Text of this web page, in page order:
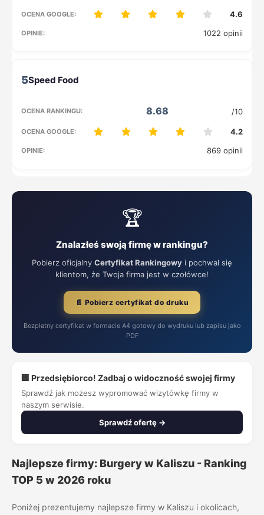
4.6
1022 opinii
5
8.68 /10
4.2
869 opinii
🏆
Znalazłeś swoją firmę w rankingu?
Pobierz oficjalny Certyfikat Rankingowy i pochwal się
klientom, że Twoja firma jest w czołówce!
📄 Pobierz certyfikat do druku
Bezpłatny certyfikat w formacie A4 gotowy do wydruku lub zapisu jako
PDF
🏢 Przedsiębiorco! Zadbaj o widoczność swojej firmy
Sprawdź jak możesz wypromować wizytówkę firmy w
naszym serwisie.
Sprawdź ofertę →
Najlepsze firmy: Burgery w Kaliszu - Ranking
TOP 5 w 2026 roku
Poniżej prezentujemy najlepsze firmy w Kaliszu i okolicach,